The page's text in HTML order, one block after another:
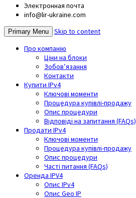
Электронная почта
info@lir-ukraine.com
Primary Menu
Skip to content
Про компанію
Ціни на блоки
Зобов’язання
Контакти
Купити IPv4
Ключові моменти
Процедура купівлі-продажу
Опис процедури
Відповіді на запитання (FAQs)
Продати IPv4
Ключові моменти
Процедура купівлі-продажу
Опис процедури
Часті питання (FAQs)
Оренда IPV4
Опис IPv4
Опис Geo IP